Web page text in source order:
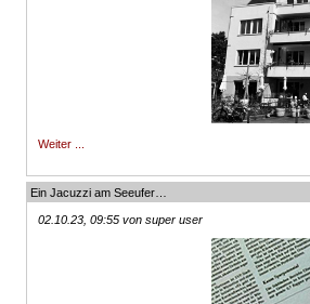
Weiter ...
Ein Jacuzzi am Seeufer…
02.10.23, 09:55 von super user